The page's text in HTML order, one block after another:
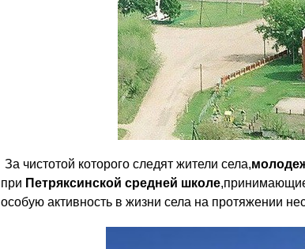
За чистотой которого следят жители села,
при Петряксинской средней школе
особую активность в жизни села на протяжении